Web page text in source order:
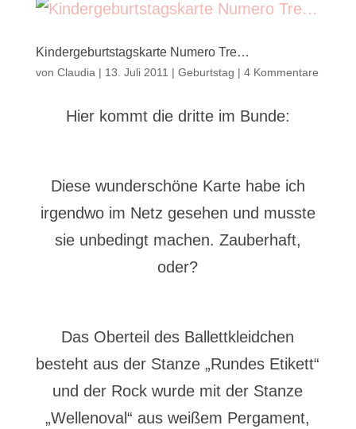
Kindergeburtstagskarte Numero Tre…
von Claudia | 13. Juli 2011 | Geburtstag | 4 Kommentare
Hier kommt die dritte im Bunde:
Diese wunderschöne Karte habe ich
irgendwo im Netz gesehen und musste
sie unbedingt machen. Zauberhaft,
oder?
Das Oberteil des Ballettkleidchen
besteht aus der Stanze „Rundes Etikett“
und der Rock wurde mit der Stanze
„Wellenoval“ aus weißem Pergament,